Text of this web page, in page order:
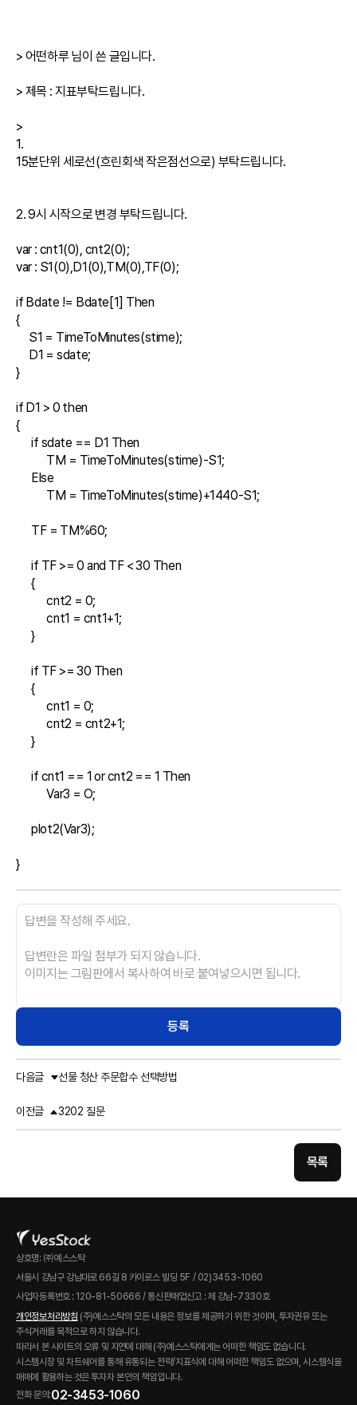
> 어떤하루 님이 쓴 글입니다.
> 제목 : 지표부탁드립니다.
>
1.
15분단위 세로선(흐린회색 작은점선으로) 부탁드립니다.
2. 9시 시작으로 변경 부탁드립니다.
var : cnt1(0), cnt2(0);
var : S1(0),D1(0),TM(0),TF(0);
if Bdate != Bdate[1] Then
{
}
if D1 > 0 then
{
      if sdate == D1 Then
      if TF >= 0 and TF < 30 Then
      {
            cnt2 = 0;
            cnt1 = cnt1+1;
      }
      if TF >= 30 Then
      {
            cnt1 = 0;
            cnt2 = cnt2+1;
      }
      if cnt1 == 1 or cnt2 == 1 Then
            Var3 = O;
      plot2(Var3);
}
등록
다음글 선물 청산 주문합수 선택방법
이전글 3202 질문
목록
상호명: ㈜예스스탁
서울시 강남구 강남대로 66길 8 카이로스 빌딩 5F / 02)3453-1060
사업자등록번호 : 120-81-50666 / 통신판매업신고 : 제 강남-7330호
개인정보처리방침 (주)예스스탁의 모든 내용은 정보를 제공하기 위한 것이며, 투자권유 또는
주식거래를 목적으로 하지 않습니다.
따라서 본 사이트의 오류 및 지연에 대해 (주)예스스탁에게는 어떠한 책임도 없습니다.
시스템시장 및 차트쉐어를 통해 유통되는 전략/지표식에 대해 어떠한 책임도 없으며, 시스템식을
매매에 활용하는 것은 투자자 본인의 책임입니다.
전화 문의:02-3453-1060